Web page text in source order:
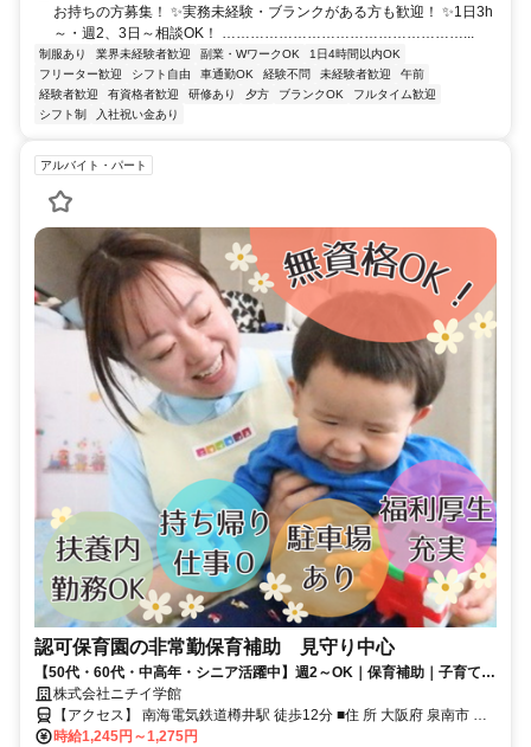
お持ちの方募集！ ✨実務未経験・ブランクがある方も歓迎！ ✨1日3h
～・週2、3日～相談OK！ ……………………………………………...
制服あり 業界未経験者歓迎 副業・WワークOK
1日4時間以内OK
フリーター歓迎
シフト自由 車通勤OK 経験不問 未経験者歓迎
午前
経験者歓迎
有資格者歓迎 研修あり 夕方 ブランクOK
フルタイム歓迎
シフト制
入社祝い金あり
アルバイト・パート
認可保育園の非常勤保育補助 見守り中心
【50代・60代・中高年・シニア活躍中】週2～OK｜保育補助｜子育て支
援員の方歓迎！
株式会社ニチイ学館
【アクセス】 南海電気鉄道樽井駅 徒歩12分 ■住 所 大阪府 泉南市 樽
井8-7-5 ■アクセス 南海電気鉄道樽井駅 徒歩12分
時給1,245円～1,275円